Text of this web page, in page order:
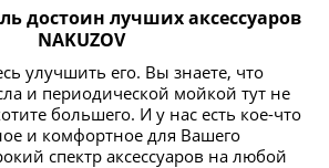
достоин лучших аксессуаров
NAKUZOV
улучшить его. Вы знаете, что
и периодической мойкой тут не
большего. И у нас есть кое-что
и комфортное для Вашего
спектр аксессуаров на любой